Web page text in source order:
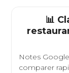
📊
Notes
comparer